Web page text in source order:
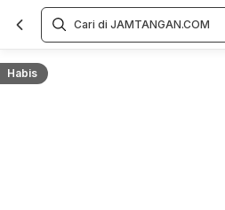
Habis
Overview